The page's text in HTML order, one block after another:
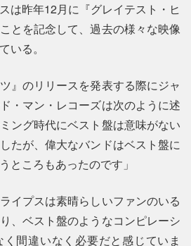
は昨年12月に『グレイテスト・ヒ
とを記念して、過去の様々な映像
いる。
』のリリースを発表する際にジャ
・マン・レコーズは次のように述
ング時代にベスト盤は意味がない
たが、偉大なバンドはベスト盤に
ところもあったのです」
イプスは素晴らしいファンのいる
、ベスト盤のようなコンピレーシ
間違いなく必要だと感じていま